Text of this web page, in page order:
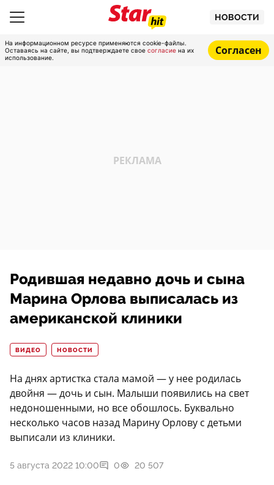
НОВОСТИ
На информационном ресурсе применяются cookie-файлы.
Оставаясь на сайте, вы подтверждаете свое согласие на их
использование.
Согласен
Родившая недавно дочь и сына
Марина Орлова выписалась из
американской клиники
ВИДЕО НОВОСТИ
На днях артистка стала мамой — у нее родилась
двойня — дочь и сын. Малыши появились на свет
недоношенными, но все обошлось. Буквально
несколько часов назад Марину Орлову с детьми
выписали из клиники.
5 августа 2022 10:00 0 20 507